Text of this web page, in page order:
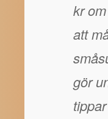
kr
att
gör